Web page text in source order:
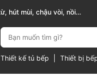
hút mùi, chậu vòi, nồi
Thiết kế tủ bếp Thiết bị